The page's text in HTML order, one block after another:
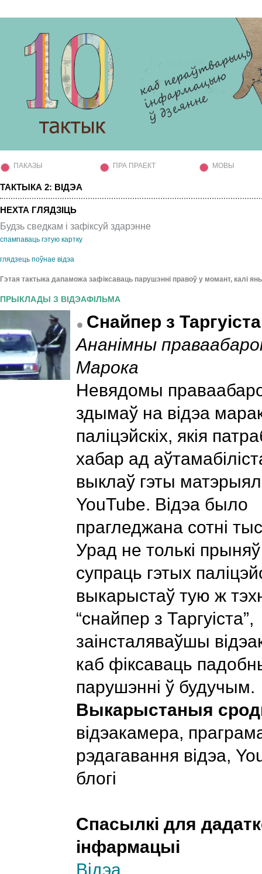
ПАКАЗЫ ПРА ПРАЕКТ МОВЫ
ТАКТЫКА 2: ВІДЭА
НЕХТА ГЛЯДЗІЦЬ
Будзь сведкам і зафіксуй здарэнне
спампаваць гэтую картку
глядзець поўнае відэа
Гэтая тактыка дапаможа зафіксаваць парушэнні правоў у момант, калі
ПРЫКЛАДЫ З ВІДЭАФІЛЬМА
Снайпер з Таргуіста
Ананімны
Марока
Невядомы
здымаў на відэа
паліцэйскіх, якія
хабар ад
выклаў гэты
YouTube. Відэа было
прагледжана сотні
Урад не толькі
супраць гэтых
выкарыстаў тую ж
“снайпер з Таргуіста”,
заінсталяваўшы
каб фіксаваць
парушэнні ў будучым.
Выкарыстаныя
відэакамера,
рэдагавання відэа,
блогі
Спасылкі для
інфармацыі
Відэа